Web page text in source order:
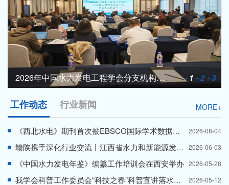
2026年中国水力发电工程学会分支机构和省级学会负责人工作会议在杭州召开 我学会获多项表彰 1 2 3
工作动态 行业新闻 MORE+
《西北水电》期刊首次被EBSCO国际学术数据库收录 2026-08-04
赣陕携手深化行业交流丨江西省水力和新能源发电工程学会到我学会交流座谈 2026-06-03
《中国水力发电年鉴》编纂工作培训会在西安举办 2026-05-28
我学会科普工作委员会“科技之春”科普宣讲落水小学专场圆满开展 2026-05-12